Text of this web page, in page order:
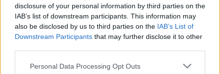
disclosure of your personal information by third parties on the
IAB’s list of downstream participants. This information may
also be disclosed by us to third parties on the IAB’s List of
Downstream Participants that may further disclose it to other
Please note that this website/app uses one or more Google
Personal Data Processing Opt Outs
magándemokrata
12 éve
@Magna cum laudeTigeri másztesz digrii: dehogy
nem!